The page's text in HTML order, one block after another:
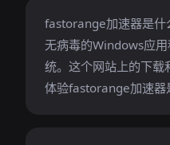
fastorange加速器是什
无病毒的Windows应
统。这个网站上的下载
体验fastorange加速器